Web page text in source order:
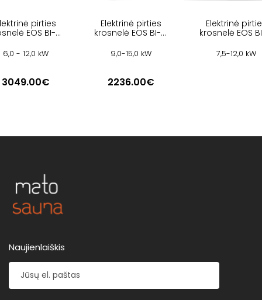
pirties
EOS BI-O
6,0 - 12,0 kW
3049.00€
Elektrinė pirties
krosnelė EOS BI-O
9,0-15,0 kW
2236.00€
Elektrinė
krosnelė EOS
7,5-12,0 kW
Naujienlaiškis